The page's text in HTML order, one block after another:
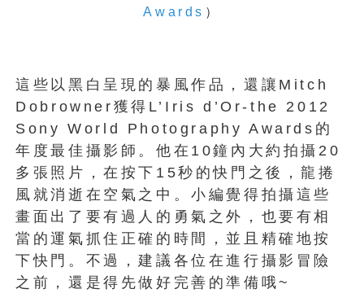
Awards ）
這些以黑白呈現的暴風作品，還讓Mitch
Dobrowner獲得L’Iris d’Or-the 2012
Sony World Photography Awards的
年度最佳攝影師。他在10鐘內大約拍攝20
多張照片，在按下15秒的快門之後，龍捲
風就消逝在空氣之中。小編覺得拍攝這些
畫面出了要有過人的勇氣之外，也要有相
當的運氣抓住正確的時間，並且精確地按
下快門。不過，建議各位在進行攝影冒險
之前，還是得先做好完善的準備哦~